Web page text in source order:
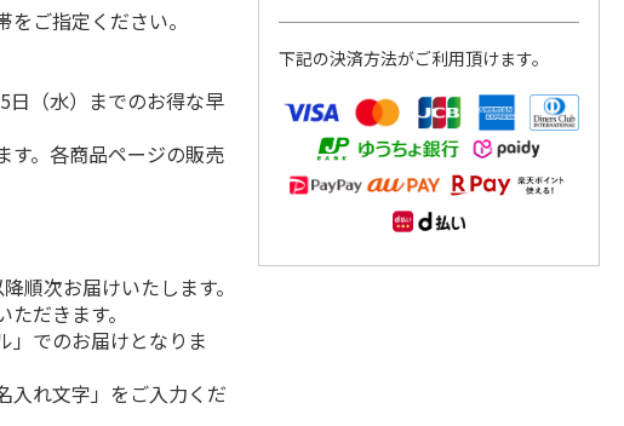
合せ
料・税込)
牛乳アイス12個セッ
(送料・税込)
のセット
4,000円
牛乳クリームリッ
4,350円
(送料・税込)
ご指定ください。
（水）までのお得な早
。各商品ページの販売
順次お届けいたします。
だきます。
」でのお届けとなりま
れ文字」をご入力くだ
下記の決済方法がご利用頂けます。